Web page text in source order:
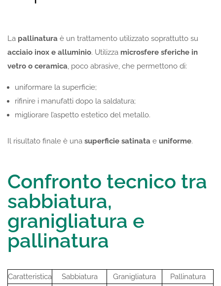
La pallinatura è un trattamento utilizzato soprattutto su
acciaio inox e alluminio. Utilizza microsfere sferiche in
vetro o ceramica, poco abrasive, che permettono di:
uniformare la superficie;
rifinire i manufatti dopo la saldatura;
migliorare l’aspetto estetico del metallo.
Il risultato finale è una superficie satinata e uniforme.
Confronto tecnico tra
sabbiatura,
granigliatura e
pallinatura
Caratteristica Sabbiatura Granigliatura Pallinatura